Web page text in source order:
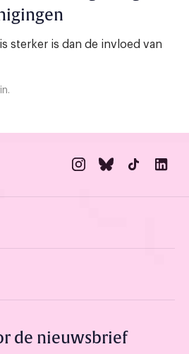
sterker is dan de invloed van
de nieuwsbrief